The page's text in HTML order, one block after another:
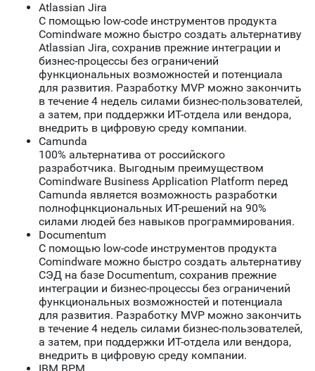
Atlassian Jira
С помощью low-code инструментов продукта
Comindware можно быстро создать альтернативу
Atlassian Jira, сохранив прежние интеграции и
бизнес-процессы без ограничений
функциональных возможностей и потенциала
для развития. Разработку MVP можно закончить
в течение 4 недель силами бизнес-пользователей,
а затем, при поддержки ИТ-отдела или вендора,
внедрить в цифровую среду компании.
Camunda
100% альтернатива от российского
разработчика. Выгодным преимуществом
Comindware Business Application Platform перед
Camunda является возможность разработки
полнофцнкциональных ИТ-решений на 90%
силами людей без навыков программирования.
Documentum
С помощью low-code инструментов продукта
Comindware можно быстро создать альтернативу
СЭД на базе Documentum, сохранив прежние
интеграции и бизнес-процессы без ограничений
функциональных возможностей и потенциала
для развития. Разработку MVP можно закончить
в течение 4 недель силами бизнес-пользователей,
а затем, при поддержки ИТ-отдела или вендора,
внедрить в цифровую среду компании.